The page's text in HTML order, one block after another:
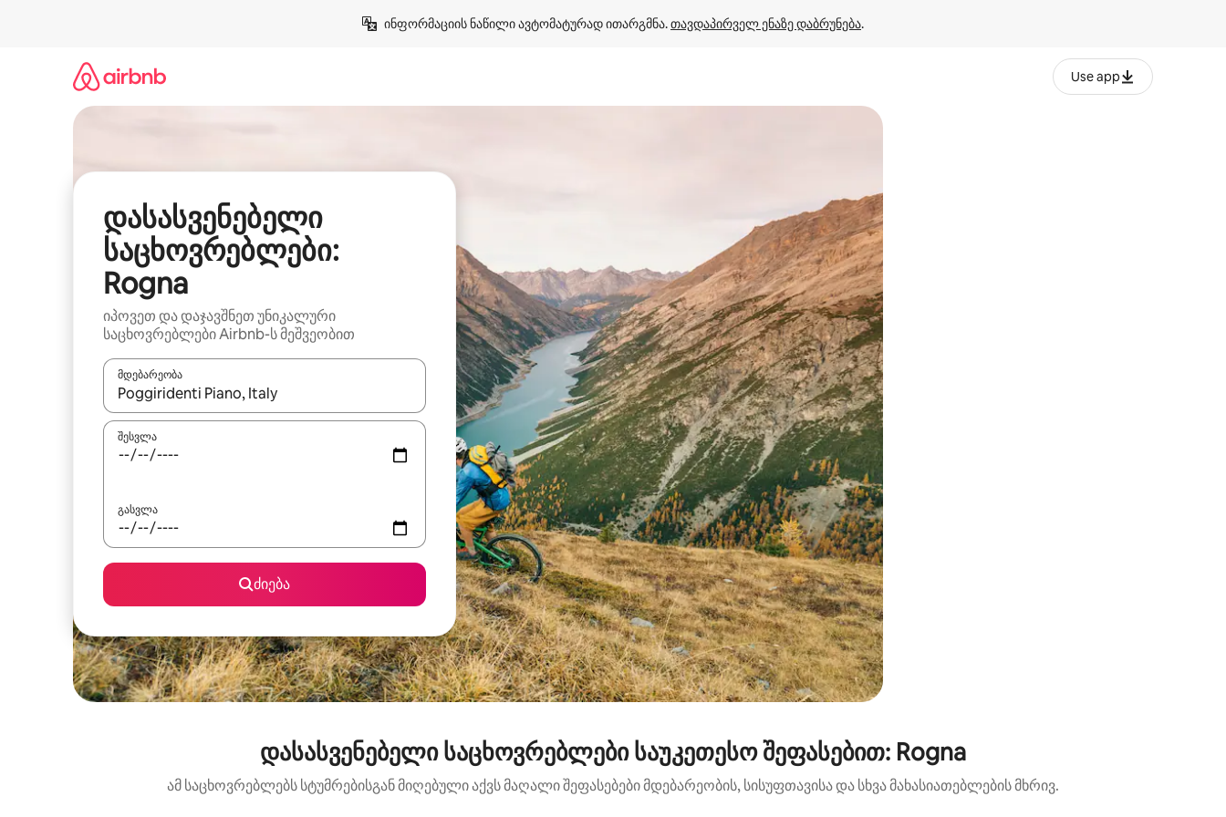
ინფორმაციის ნაწილი ავტომატურად ითარგმნა. თავდაპირველ ენაზე დაბრუნება.
Use app
დასასვენებელი
საცხოვრებლები:
Rogna
იპოვეთ და დაჯავშნეთ უნიკალური
საცხოვრებლები Airbnb-ს მეშვეობით
მდებარეობა
როცა შედეგები ხელმისაწვდომი გახდება, ნავიგაციისთვის გამოიყენეთ კლავიშები ზემოთ/ქვემოთ მიმართული ისრებით ან შეხებისა თუ თითის გასმის ჟესტები.
შესვლა
გასვლა
ძიება
დასასვენებელი საცხოვრებლები საუკეთესო შეფასებით: Rogna
ამ საცხოვრებლებს სტუმრებისგან მიღებული აქვს მაღალი შეფასებები მდებარეობის, სისუფთავისა და სხვა მახასიათებლების მხრივ.